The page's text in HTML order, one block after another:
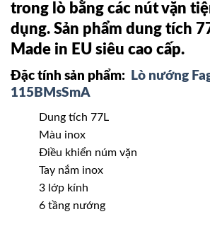
trong lò bằng các nút vặn
dụng. Sản phẩm dung tích
Made in EU siêu cao cấp.
Đặc tính sản phẩm:
Lò nướng
115BMsSmA
Dung tích 77L
Màu inox
Điều khiển núm vặn
Tay nắm inox
3 lớp kính
6 tầng nướng